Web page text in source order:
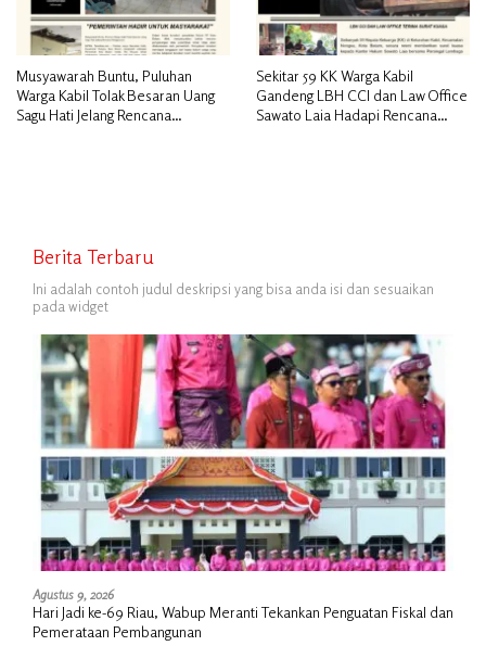
Musyawarah Buntu, Puluhan
Warga Kabil Tolak Besaran Uang
Sagu Hati Jelang Rencana
Sekitar 59 KK Warga Kabil
Gandeng LBH CCI dan Law Office
Sawato Laia Hadapi Rencana
Berita Terbaru
Ini adalah contoh judul deskripsi yang bisa anda isi dan sesuaikan
pada widget
Agustus 9, 2026
Hari Jadi ke-69 Riau, Wabup Meranti Tekankan Penguatan Fiskal dan
Pemerataan Pembangunan